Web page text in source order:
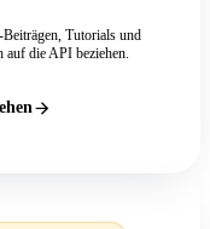
Tutorials und
auf die API beziehen.